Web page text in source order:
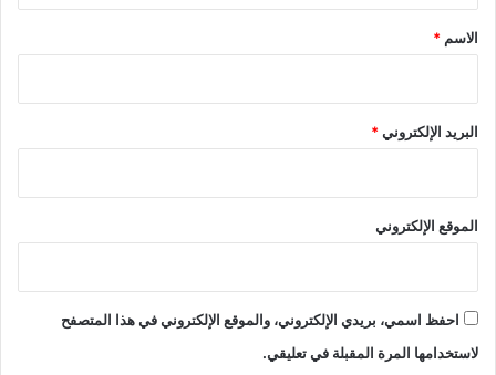
*
الاسم *
البريد الإلكتروني*
الموقع الإلكتروني
احفظ اسمي، بريدي الإلكتروني، والموقع الإلكتروني في هذا المتصفح
لاستخدامها المرة المقبلة في تعليقي.